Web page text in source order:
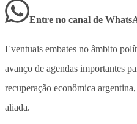
Entre no canal de
Eventuais embates no âmbito
avanço de agendas importantes
recuperação econômica
aliada.